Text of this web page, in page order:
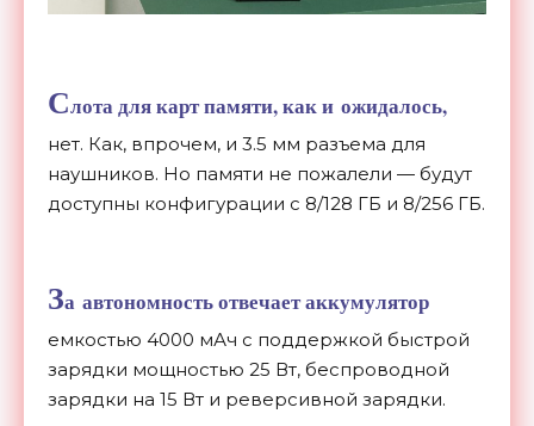
Слота для карт памяти, как и ожидалось,
нет. Как, впрочем, и 3.5 мм разъема для
наушников. Но памяти не пожалели — будут
доступны конфигурации с 8/128 ГБ и 8/256 ГБ.
За автономность отвечает аккумулятор
емкостью 4000 мАч с поддержкой быстрой
зарядки мощностью 25 Вт, беспроводной
зарядки на 15 Вт и реверсивной зарядки.